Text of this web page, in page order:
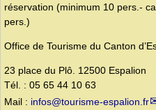
réservation (minimum 10 pers.-
pers.)
Office de Tourisme du Canton
23 place du Plô. 12500 Espalion
Tél. : 05 65 44 10 63
Mail : infos@tourisme-espalion.fr